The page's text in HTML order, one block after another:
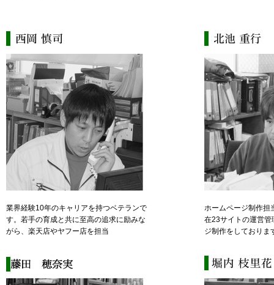
業界経験10年のキャリアを持つベテランで
す。若手の育成と共に至高の追求に励みな
がら、楽天店やヤフー店を担当
ホームページ制作担
在23サイトの運営
ジ制作をしておりま